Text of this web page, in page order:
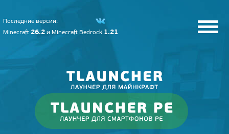
Последние версии:
Minecraft 26.2 и Minecraft Bedrock 1.21